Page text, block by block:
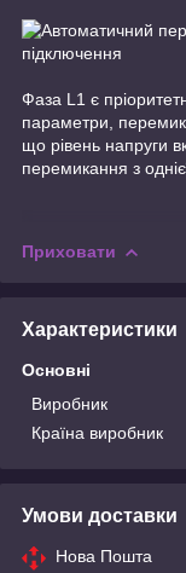
Фаза L1 є
параметри,
що рівень напруги
перемикання з
Приховати
Характеристики
Основні
Виробник
Країна виробник
Умови доставки
Нова Пошта